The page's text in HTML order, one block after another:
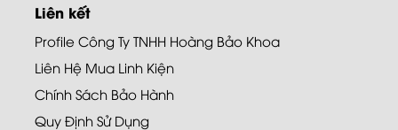
Liên kết
Profile Công Ty TNHH Hoàng Bảo Khoa
Liên Hệ Mua Linh Kiện
Chính Sách Bảo Hành
Quy Định Sử Dụng